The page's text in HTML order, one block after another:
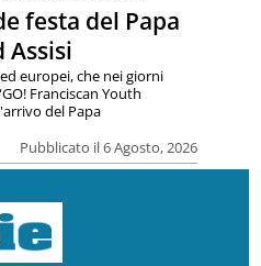
festa del Papa
Assisi
Pubblicato il 6 Agosto, 2026
europei, che nei giorni
Franciscan Youth
del Papa